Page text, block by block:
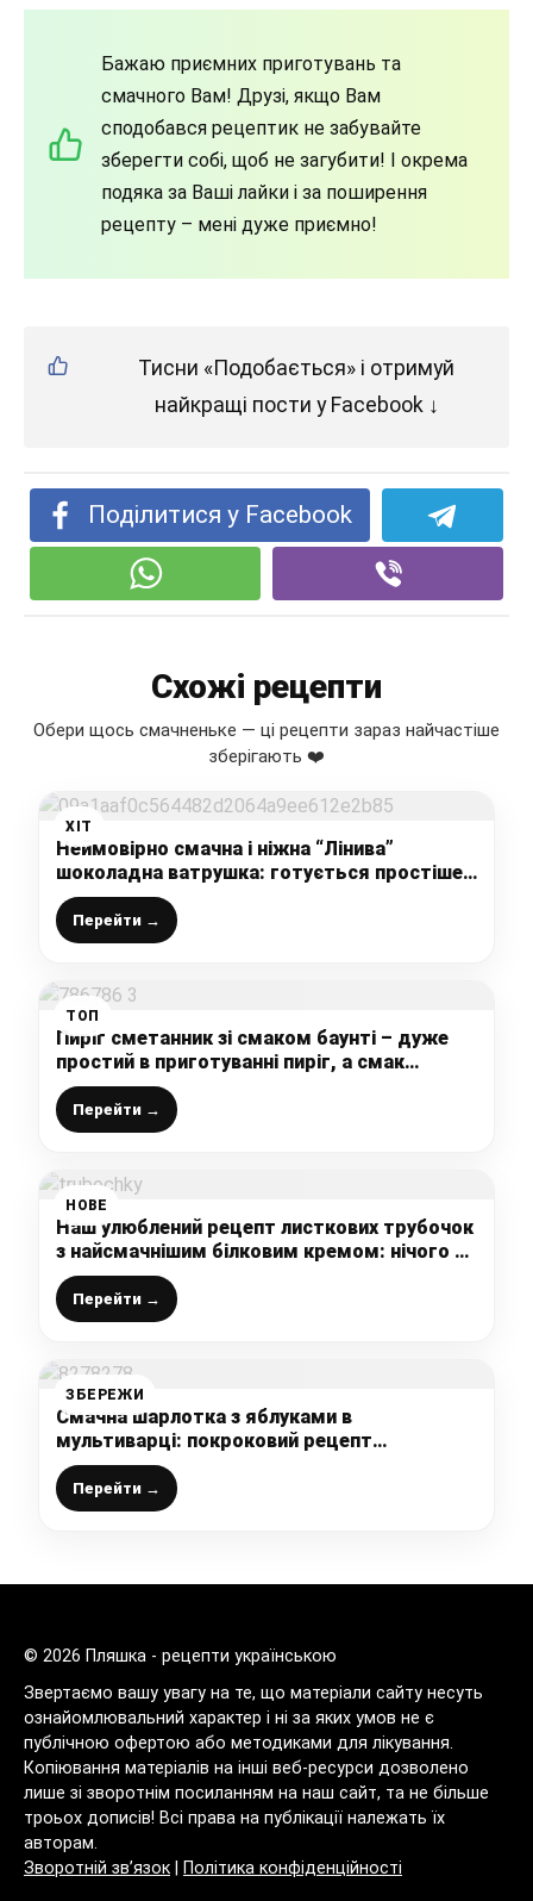
Бажаю приємних приготувань та
смачного Вам! Друзі, якщо Вам
сподобався рецептик не забувайте
зберегти собі, щоб не загубити! І окрема
подяка за Ваші лайки і за поширення
рецепту – мені дуже приємно!
Тисни «Подобається» і отримуй
найкращі пости у Facebook ↓
Поділитися у Facebook
Схожі рецепти
Обери щось смачненьке — ці рецепти зараз найчастіше
зберігають ❤️
ХІТ
Неймовірно смачна і ніжна “Лінива”
шоколадна ватрушка: готується простіше-
простого, все змішала і в духовку, начинка і
тісто самі поділяються на шари
Перейти →
ТОП
Пиріг сметанник зі смаком баунті – дуже
простий в приготуванні пиріг, а смак
просто на вищому рівні (пісочний корж і
кремова начинка)
Перейти →
НОВЕ
Наш улюблений рецепт листкових трубочок
з найсмачнішим білковим кремом: нічого не
зможе замінити їх смак, улюблена випічка з
дитинства
Перейти →
ЗБЕРЕЖИ
Смачна шарлотка з яблуками в
мультиварці: покроковий рецепт
приготування
Перейти →
© 2026 Пляшка - рецепти українською
Звертаємо вашу увагу на те, що матеріали сайту несуть
ознайомлювальний характер і ні за яких умов не є
публічною офертою або методиками для лікування.
Копіювання матеріалів на інші веб-ресурси дозволено
лише зі зворотнім посиланням на наш сайт, та не більше
троьох дописів! Всі права на публікації належать їх
авторам.
Зворотній зв’язок
Політика конфіденційності